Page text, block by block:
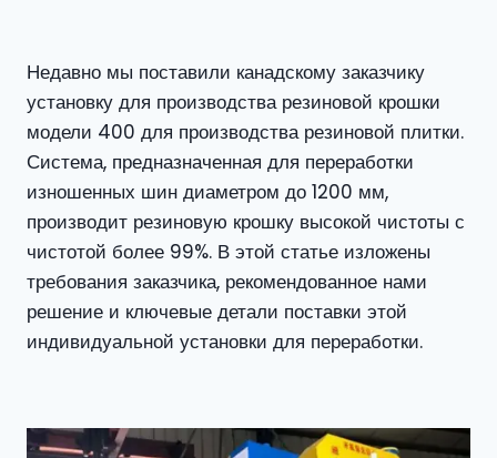
Недавно мы поставили канадскому заказчику
установку для производства резиновой крошки
модели 400 для производства резиновой плитки.
Система, предназначенная для переработки
изношенных шин диаметром до 1200 мм,
производит резиновую крошку высокой чистоты с
чистотой более 99%. В этой статье изложены
требования заказчика, рекомендованное нами
решение и ключевые детали поставки этой
индивидуальной установки для переработки.